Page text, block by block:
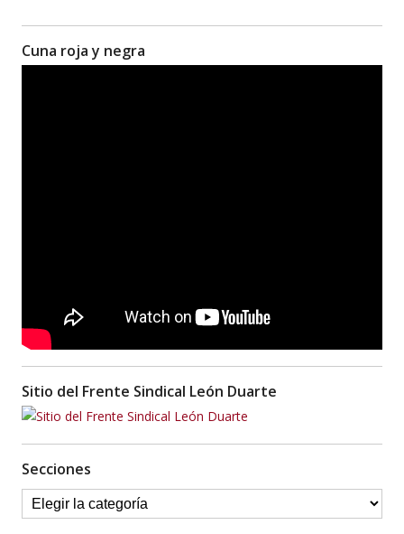
Cuna roja y negra
Sitio del Frente Sindical León Duarte
Secciones